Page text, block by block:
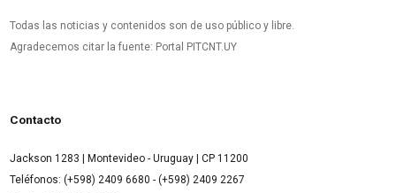
Todas las noticias y contenidos son de uso público y libre.
Agradecemos citar la fuente: Portal PITCNT.UY
Contacto
Jackson 1283 | Montevideo - Uruguay | CP 11200
Teléfonos: (+598) 2409 6680 - (+598) 2409 2267